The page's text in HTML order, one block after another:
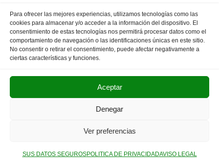
Para ofrecer las mejores experiencias, utilizamos tecnologías como las
cookies para almacenar y/o acceder a la información del dispositivo. El
consentimiento de estas tecnologías nos permitirá procesar datos como el
comportamiento de navegación o las identificaciones únicas en este sitio.
No consentir o retirar el consentimiento, puede afectar negativamente a
ciertas características y funciones.
Aceptar
Denegar
Ver preferencias
SUS DATOS SEGUROSPOLITICA DE PRIVACIDADAVISO LEGAL
« PÁGINA
ANTERIOR
1 2
3
PÁGINA SIGUIENTE
»
POLITICA DE PRIVACIDAD
AVISO LEGAL